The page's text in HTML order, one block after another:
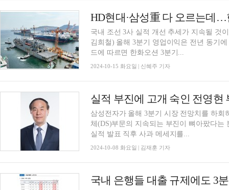
HD현대·삼성重 다 오르는데
국내 조선 3사 실적 개선 추세가 지속될 것
김희철) 올해 3분기 영업이익은 전년 동기
드에 따르면 한화오션 3분기...
2024-10-15 화요일 | 신혜주 기자
삼성전자가 올해 3분기 시장 전망치를 하
체(DS)부문의 지속되는 부진이 뼈아팠다는
실적 발표 직후 사과 메세지를...
2024-10-08 화요일 | 김재훈 기자